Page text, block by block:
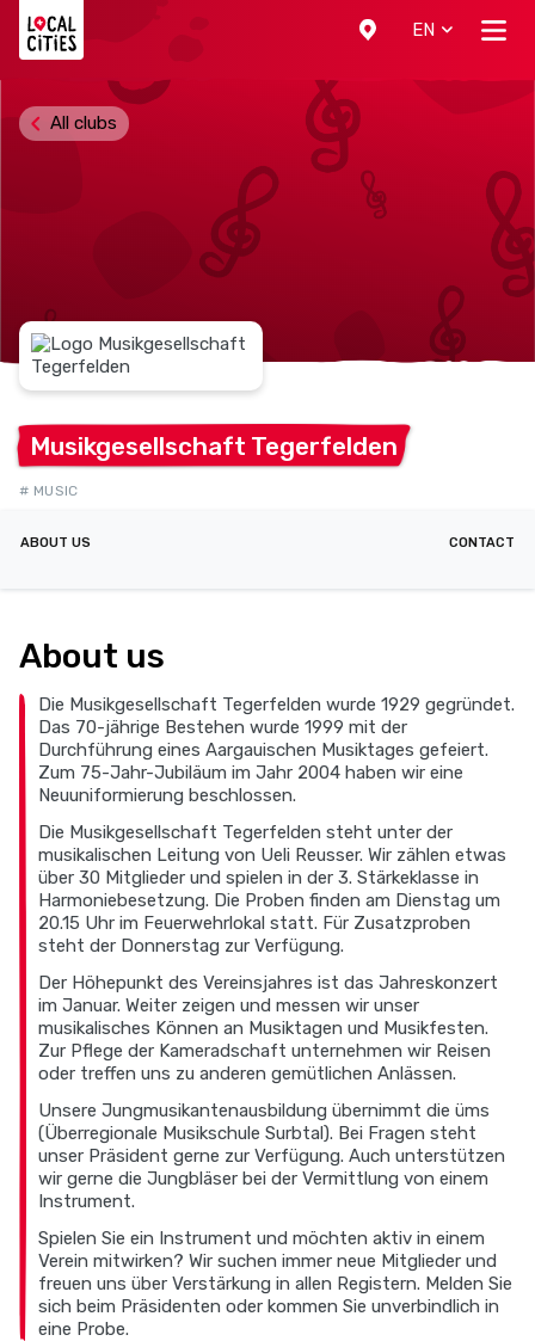
EN
All clubs
Musikgesellschaft Tegerfelden
# MUSIC
ABOUT US CONTACT
About us
Die Musikgesellschaft Tegerfelden wurde 1929 gegründet.
Das 70-jährige Bestehen wurde 1999 mit der
Durchführung eines Aargauischen Musiktages gefeiert.
Zum 75-Jahr-Jubiläum im Jahr 2004 haben wir eine
Neuuniformierung beschlossen.
Die Musikgesellschaft Tegerfelden steht unter der
musikalischen Leitung von Ueli Reusser. Wir zählen etwas
über 30 Mitglieder und spielen in der 3. Stärkeklasse in
Harmoniebesetzung. Die Proben finden am Dienstag um
20.15 Uhr im Feuerwehrlokal statt. Für Zusatzproben
steht der Donnerstag zur Verfügung.
Der Höhepunkt des Vereinsjahres ist das Jahreskonzert
im Januar. Weiter zeigen und messen wir unser
musikalisches Können an Musiktagen und Musikfesten.
Zur Pflege der Kameradschaft unternehmen wir Reisen
oder treffen uns zu anderen gemütlichen Anlässen.
Unsere Jungmusikantenausbildung übernimmt die üms
(Überregionale Musikschule Surbtal). Bei Fragen steht
unser Präsident gerne zur Verfügung. Auch unterstützen
wir gerne die Jungbläser bei der Vermittlung von einem
Instrument.
Spielen Sie ein Instrument und möchten aktiv in einem
Verein mitwirken? Wir suchen immer neue Mitglieder und
freuen uns über Verstärkung in allen Registern. Melden Sie
sich beim Präsidenten oder kommen Sie unverbindlich in
eine Probe.